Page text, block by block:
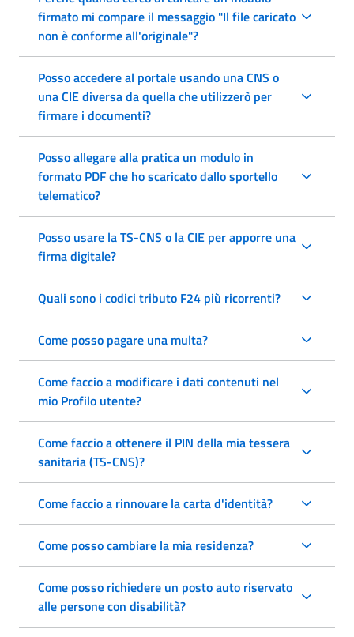
firmato mi compare il messaggio "Il file caricato
non è conforme all'originale"?
Posso accedere al portale usando una CNS o
una CIE diversa da quella che utilizzerò per
firmare i documenti?
Posso allegare alla pratica un modulo in
formato PDF che ho scaricato dallo sportello
telematico?
Posso usare la TS-CNS o la CIE per apporre una
firma digitale?
Quali sono i codici tributo F24 più ricorrenti?
Come posso pagare una multa?
Come faccio a modificare i dati contenuti nel
mio Profilo utente?
Come faccio a ottenere il PIN della mia tessera
sanitaria (TS-CNS)?
Come faccio a rinnovare la carta d'identità?
Come posso cambiare la mia residenza?
Come posso richiedere un posto auto riservato
alle persone con disabilità?